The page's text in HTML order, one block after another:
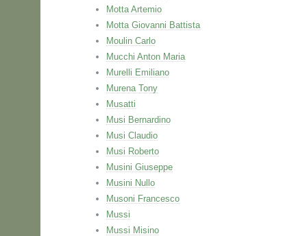
Motta Artemio
Motta Giovanni Battista
Moulin Carlo
Mucchi Anton Maria
Murelli Emiliano
Murena Tony
Musatti
Musi Bernardino
Musi Claudio
Musi Roberto
Musini Giuseppe
Musini Nullo
Musoni Francesco
Mussi
Mussi Misino